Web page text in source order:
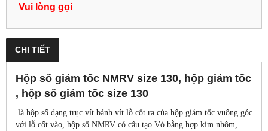
Vui lòng gọi
CHI TIẾT
Hộp số giảm tốc NMRV size 130, hộp giảm tốc
, hộp số giảm tốc size 130
là hộp số dạng trục vít bánh vít lỗ cốt ra của hộp giảm tốc vuông góc
với lỗ cốt vào, hộp số NMRV có cấu tạo Vỏ bằng hợp kim nhôm,